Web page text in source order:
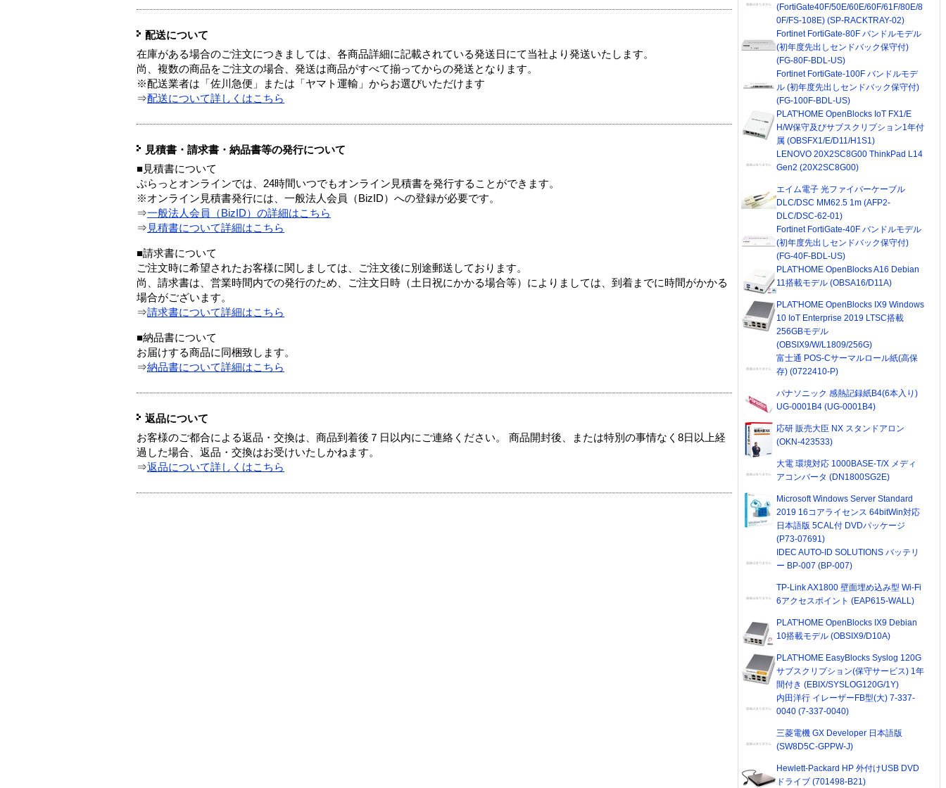
配送について
在庫がある場合のご注文につきましては、各商品詳細に記載されている発送日にて当社より発送いたします。
尚、複数の商品をご注文の場合、発送は商品がすべて揃ってからの発送となります。
※配送業者は「佐川急便」または「ヤマト運輸」からお選びいただけます
⇒配送について詳しくはこちら
見積書・請求書・納品書等の発行について
■見積書について
ぷらっとオンラインでは、24時間いつでもオンライン見積書を発行することができます。
※オンライン見積書発行には、一般法人会員（BizID）への登録が必要です。
⇒一般法人会員（BizID）の詳細はこちら
⇒ 見積書について詳細はこちら
■請求書について
ご注文時に希望されたお客様に関しましては、ご注文後に別途郵送しております。
尚、請求書は、営業時間内での発行のため、ご注文日時（土日祝にかかる場合等）によりましては、到着までに時間がかかる
場合がございます。
⇒請求書について詳細はこちら
■納品書について
お届けする商品に同梱致します。
⇒納品書について詳細はこちら
返品について
お客様のご都合による返品・交換は、商品到着後７日以内にご連絡ください。 商品開封後、または特別の事情なく8日以上経
過した場合、返品・交換はお受けいたしかねます。
⇒返品について詳しくはこちら
(FortiGate40F/50E/60E/60F/61F/80E/8
0F/FS-108E) (SP-RACKTRAY-02)
Fortinet FortiGate-80F バンドルモデル
(初年度先出しセンドバック保守付)
(FG-80F-BDL-US)
Fortinet FortiGate-100F バンドルモデ
ル (初年度先出しセンドバック保守付)
(FG-100F-BDL-US)
PLAT'HOME OpenBlocks IoT FX1/E
H/W保守及びサブスクリプション1年付
属 (OBSFX1/E/D11/H1S1)
LENOVO 20X2SC8G00 ThinkPad L14
Gen2 (20X2SC8G00)
エイム電子 光ファイバーケーブル
DLC/DSC MM62.5 1m (AFP2-
DLC/DSC-62-01)
Fortinet FortiGate-40F バンドルモデル
(初年度先出しセンドバック保守付)
(FG-40F-BDL-US)
PLAT'HOME OpenBlocks A16 Debian
11搭載モデル (OBSA16/D11A)
PLAT'HOME OpenBlocks IX9 Windows
10 IoT Enterprise 2019 LTSC搭載
256GBモデル
(OBSIX9/W/L1809/256G)
富士通 POS-Cサーマルロール紙(高保
存) (0722410-P)
パナソニック 感熱記録紙B4(6本入り)
UG-0001B4 (UG-0001B4)
応研 販売大臣 NX スタンドアロン
(OKN-423533)
大電 環境対応 1000BASE-T/X メディ
アコンバータ (DN1800SG2E)
Microsoft Windows Server Standard
2019 16コアライセンス 64bitWin対応
日本語版 5CAL付 DVDパッケージ
(P73-07691)
IDEC AUTO-ID SOLUTIONS バッテリ
ー BP-007 (BP-007)
TP-Link AX1800 壁面埋め込み型 Wi-Fi
6アクセスポイント (EAP615-WALL)
PLAT'HOME OpenBlocks IX9 Debian
10搭載モデル (OBSIX9/D10A)
PLAT'HOME EasyBlocks Syslog 120G
サブスクリプション(保守サービス) 1年
間付き (EBIX/SYSLOG120G/1Y)
内田洋行 イレーザーFB型(大) 7-337-
0040 (7-337-0040)
三菱電機 GX Developer 日本語版
(SW8D5C-GPPW-J)
Hewlett-Packard HP 外付けUSB DVD
ドライブ (701498-B21)